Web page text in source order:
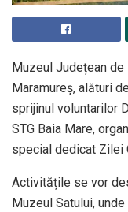
Muzeul Județean
Maramureș, alături
sprijinul voluntarilor
STG Baia Mare,
special dedicat Zilei
Activitățile se vor
Muzeul Satului,